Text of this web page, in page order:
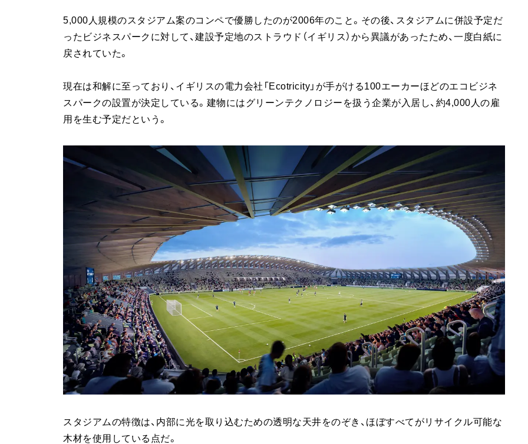
5,000人規模のスタジアム案のコンペで優勝したのが2006年のこと。その後、スタジアムに併設予定だ
ったビジネスパークに対して、建設予定地のストラウド（イギリス）から異議があったため、一度白紙に
戻されていた。
現在は和解に至っており、イギリスの電力会社「Ecotricity」が手がける100エーカーほどのエコビジネ
スパークの設置が決定している。建物にはグリーンテクノロジーを扱う企業が入居し、約4,000人の雇
用を生む予定だという。
スタジアムの特徴は、内部に光を取り込むための透明な天井をのぞき、ほぼすべてがリサイクル可能な
木材を使用している点だ。